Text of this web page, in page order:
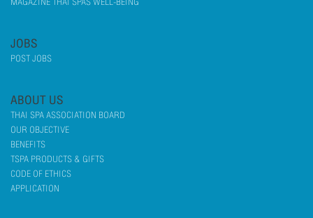
JOBS
POST JOBS
ABOUT US
THAI SPA ASSOCIATION BOARD
OUR OBJECTIVE
BENEFITS
TSPA PRODUCTS & GIFTS
CODE OF ETHICS
APPLICATION